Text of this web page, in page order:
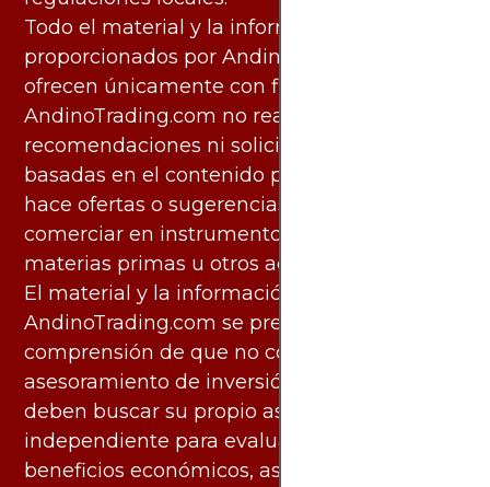
Todo el material y la información
proporcionados por AndinoTrading.com se
ofrecen únicamente con fines informativos.
AndinoTrading.com no realiza
recomendaciones ni solicita acciones
basadas en el contenido proporcionado, ni
hace ofertas o sugerencias para invertir o
comerciar en instrumentos financieros,
materias primas u otros activos.
El material y la información disponibles en
AndinoTrading.com se presentan con la
comprensión de que no constituyen
asesoramiento de inversión. Los usuarios
deben buscar su propio asesoramiento
independiente para evaluar los riesgos y
beneficios económicos, así como las